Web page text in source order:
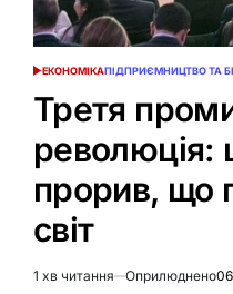
ОПУБЛІКУВАТИ
ЕКОНОМІКАПІДПРИЄМНИЦТВО ТА
Третя
революція:
прорив, що
світ
Орієнтовний
1 хв читання Оприлюднено